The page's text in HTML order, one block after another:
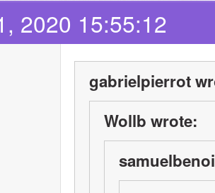
2020 15:55:12
gabrielpierrot
Wollb wrote: